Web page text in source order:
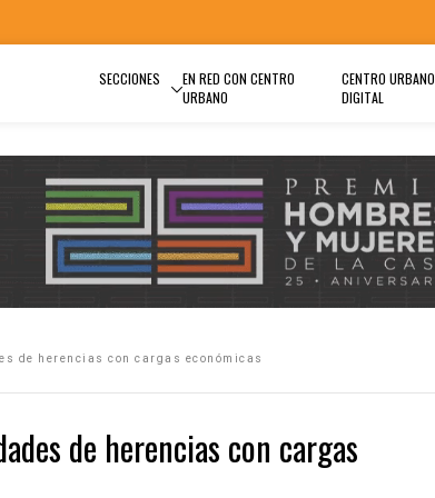
SECCIONES
EN RED CON CENTRO
URBANO
CENTRO URBANO
DIGITAL
de herencias con cargas económicas
de herencias con cargas